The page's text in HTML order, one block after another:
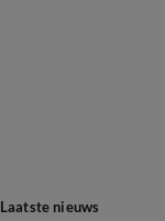
Laatste nieuws